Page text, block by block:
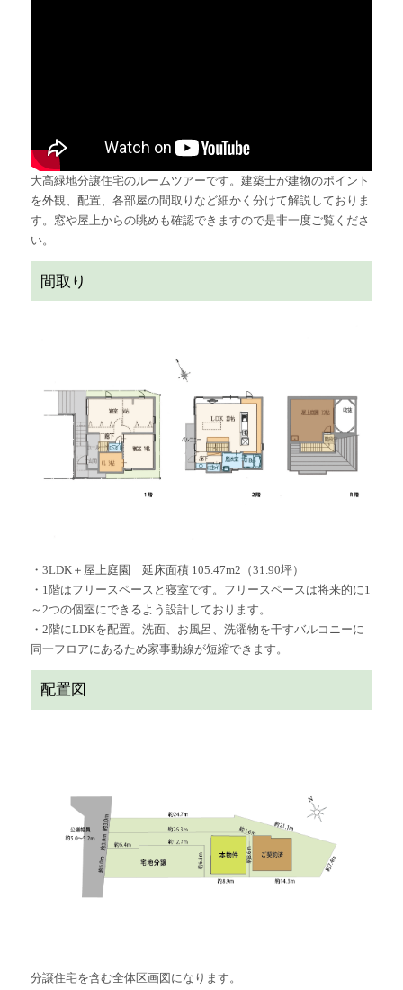
大高緑地分譲住宅のルームツアーです。建築士が建物のポイント
を外観、配置、各部屋の間取りなど細かく分けて解説しておりま
す。窓や屋上からの眺めも確認できますので是非一度ご覧くださ
い。
間取り
・3LDK＋屋上庭園 延床面積 105.47m2（31.90坪）
・1階はフリースペースと寝室です。フリースペースは将来的に1
～2つの個室にできるよう設計しております。
・2階にLDKを配置。洗面、お風呂、洗濯物を干すバルコニーに
同一フロアにあるため家事動線が短縮できます。
配置図
分譲住宅を含む全体区画図になります。